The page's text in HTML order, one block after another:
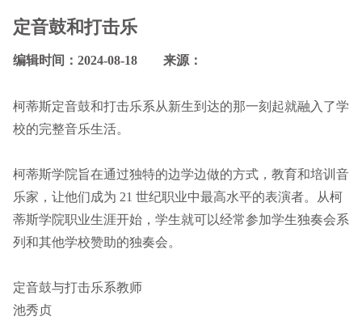
定音鼓和打击乐
编辑时间：2024-08-18 来源：
柯蒂斯定音鼓和打击乐系从新生到达的那一刻起就融入了学
校的完整音乐生活。
柯蒂斯学院旨在通过独特的边学边做的方式，教育和培训音
乐家，让他们成为 21 世纪职业中最高水平的表演者。从柯
蒂斯学院职业生涯开始，学生就可以经常参加学生独奏会系
列和其他学校赞助的独奏会。
定音鼓与打击乐系教师
池秀贞